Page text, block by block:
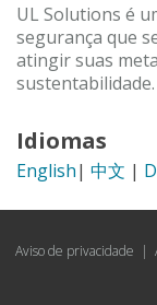
UL Solutions é
segurança que
atingir suas
Idiomas
English| 中文 |
Aviso de privacidade |